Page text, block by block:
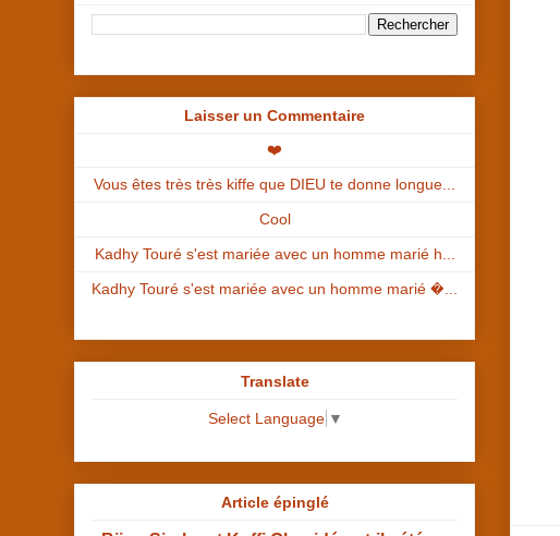
Laisser un Commentaire
❤️
Vous êtes très très kiffe que DIEU te donne longue...
Cool
Kadhy Touré s'est mariée avec un homme marié h...
Kadhy Touré s'est mariée avec un homme marié �...
Translate
Select Language ▼
Article épinglé